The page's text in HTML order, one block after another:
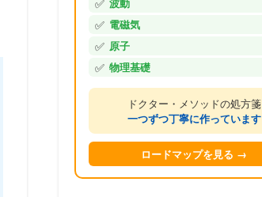
✅ 電磁気
✅ 原子
✅ 物理基礎
ドクター・メソッドの処方箋
一つずつ丁寧に作っています
ロードマップを見る →